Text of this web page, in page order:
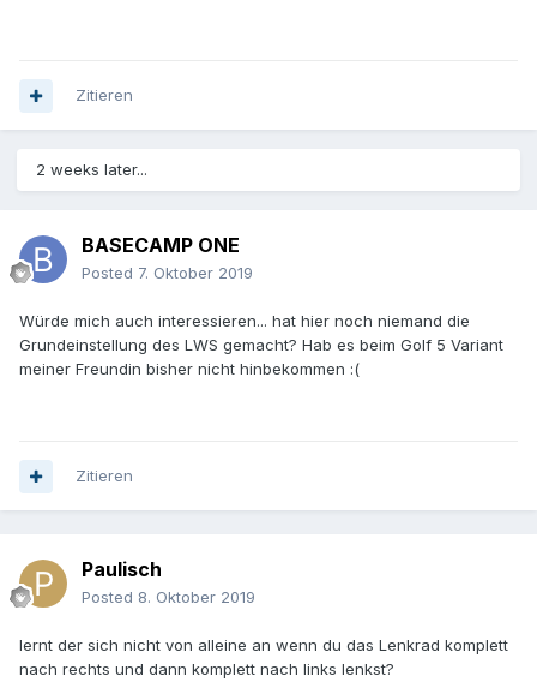
Zitieren
2 weeks later...
BASECAMP ONE
Posted 7. Oktober 2019
Würde mich auch interessieren... hat hier noch niemand die
Grundeinstellung des LWS gemacht? Hab es beim Golf 5 Variant
meiner Freundin bisher nicht hinbekommen :(
Zitieren
Paulisch
Posted 8. Oktober 2019
lernt der sich nicht von alleine an wenn du das Lenkrad komplett
nach rechts und dann komplett nach links lenkst?